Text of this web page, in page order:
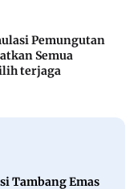
Pemungutan
Semua
terjaga
Tambang Emas